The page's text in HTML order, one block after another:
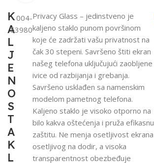
K
A
L
J
E
N
O
S
T
A
K
L
004-
53980
Privacy Glass – jedinstveno je
kaljeno staklo punom površinom
koje će zadržati vašu privatnost na
čak 30 stepeni. Savršeno štiti ekran
našeg telefona uključujući zaobljene
ivice od razbijanja i grebanja.
Savršeno usklađen sa namenskim
modelom pametnog telefona.
Kaljeno staklo je visoko otporno na
bilo kakva oštećenja i pruža efikasnu
zaštitu. Ne menja osetljivost ekrana
osetljivog na dodir, a visoka
transparentnost obezbeđuje